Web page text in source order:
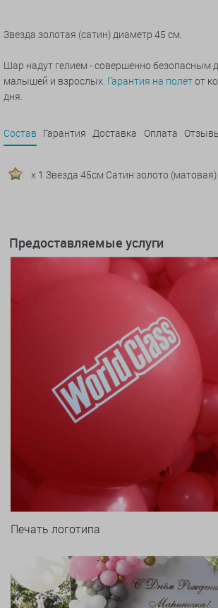
Звезда золотая (сатин)диаметр 45 см.
Шар надут гелием - совершенно безопасным
малышей и взрослых. Гарантия на полетот
дня.
Состав Гарантия Доставка Оплата
x 1 Звезда 45см Сатин золото (матовая)
Предоставляемые услуги
Печать логотипа